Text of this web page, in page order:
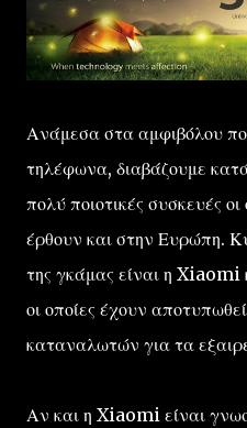
Ανάμεσα στα αμφιβόλου
τηλέφωνα, διαβάζουμε
πολύ ποιοτικές συσκευές
έρθουν και στην Ευρώπη.
της γκάμας είναι η
οι οποίες έχουν
καταναλωτών για τα
Αν και η Xiaomi είναι